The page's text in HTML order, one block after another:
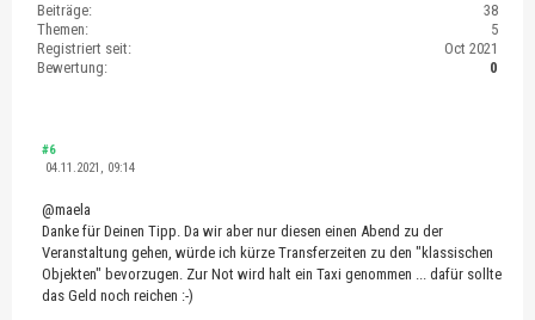
Beiträge:
38
Themen:
5
Registriert seit:
Oct 2021
Bewertung:
0
#6
04.11.2021, 09:14
@maela
Danke für Deinen Tipp. Da wir aber nur diesen einen Abend zu der
Veranstaltung gehen, würde ich kürze Transferzeiten zu den "klassischen
Objekten" bevorzugen. Zur Not wird halt ein Taxi genommen ... dafür sollte
das Geld noch reichen :-)